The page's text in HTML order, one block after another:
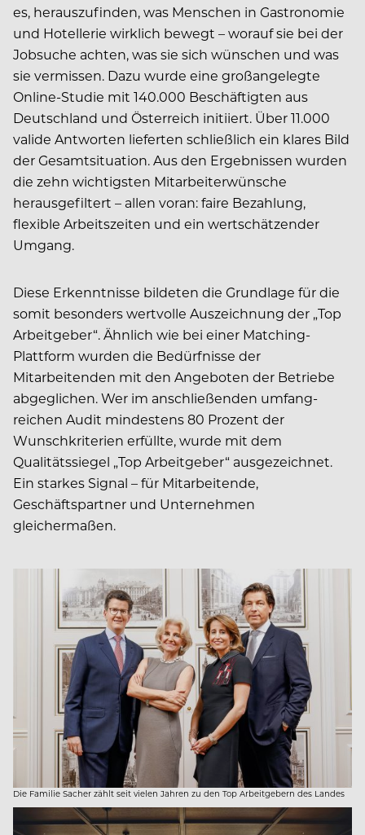
es, herauszufinden, was Menschen in Gastro­nomie
und Hotellerie wirklich bewegt – worauf sie bei der
Jobsuche achten, was sie sich wünschen und was
sie vermissen. Dazu wurde eine großangelegte
Online-Studie mit 140.000 Beschäftigten aus
Deutschland und Österreich initiiert. Über 11.000
valide Antworten lieferten schließlich ein klares Bild
der Gesamtsituation. Aus den Ergebnissen wurden
die zehn wichtigsten Mitarbeiterwünsche
herausgefiltert – allen voran: faire Bezahlung,
flexible Arbeitszeiten und ein wertschätzender
Umgang.
Diese Erkenntnisse bildeten die Grundlage für die
somit besonders wertvolle Auszeichnung der „Top
Arbeitgeber“. Ähnlich wie bei einer Matching-
Plattform wurden die Bedürfnisse der
Mitarbeitenden mit den Angeboten der Betriebe
abgeglichen. Wer im anschließenden umfang­
reichen Audit mindestens 80 Prozent der
Wunschkriterien erfüllte, wurde mit dem
Qualitätssiegel „Top Arbeitgeber“ ausgezeichnet.
Ein starkes Signal – für Mitarbeitende,
Geschäftspartner und Unternehmen
gleichermaßen.
Die Familie Sacher zählt seit vielen Jahren zu den Top Arbeitgebern des Landes